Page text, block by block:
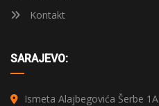
Kontakt
SARAJEVO:
Ismeta Alajbegovića Šerbe 1A